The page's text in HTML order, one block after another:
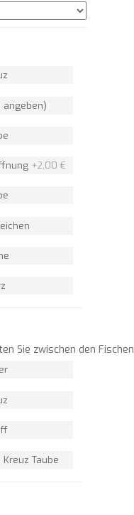
angeben)
+2,00 €
Sie zwischen den Fischen
Kreuz Taube